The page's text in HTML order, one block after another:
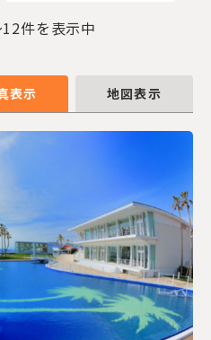
件を表示中
表示 地図表示